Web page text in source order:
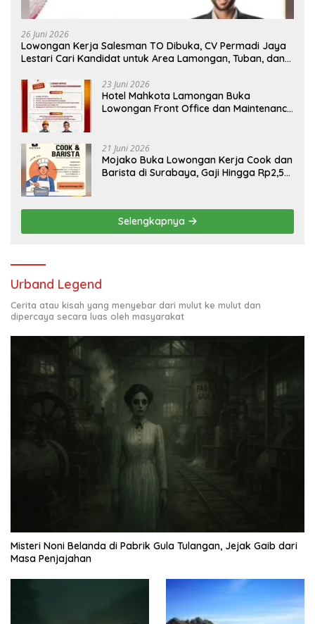
26 Juni 2026
Lowongan Kerja Salesman TO Dibuka, CV Permadi Jaya
Lestari Cari Kandidat untuk Area Lamongan, Tuban, dan
23 Juni 2026
Hotel Mahkota Lamongan Buka
Lowongan Front Office dan Maintenance
21 Juni 2026
Mojako Buka Lowongan Kerja Cook dan
Barista di Surabaya, Gaji Hingga Rp2,5
Selengkapnya
Urband Legend
Cerita atau kisah yang menyebar dari mulut ke mulut dan
dipercaya secara luas oleh masyarakat
Misteri Noni Belanda di Pabrik Gula Tulangan, Jejak Gaib dari
Masa Penjajahan